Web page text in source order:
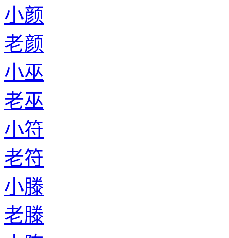
小颜
老颜
小巫
老巫
小符
老符
小滕
老滕